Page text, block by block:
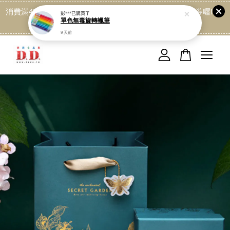
消費滿499免運喔, 記得加LINE:@dede168 領取專屬折扣券喔!
點我
您的購物車目前還是空的。